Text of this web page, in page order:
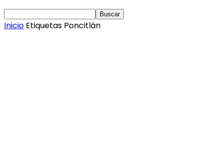
Inicio Etiquetas Poncitlán